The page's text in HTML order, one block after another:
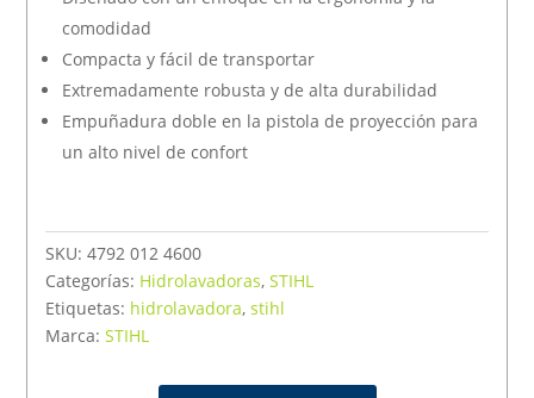
comodidad
Compacta y fácil de transportar
Extremadamente robusta y de alta durabilidad
Empuñadura doble en la pistola de proyección para
un alto nivel de confort
SKU:4792 012 4600
Categorías: Hidrolavadoras,STIHL
Etiquetas: hidrolavadora,stihl
Marca:STIHL